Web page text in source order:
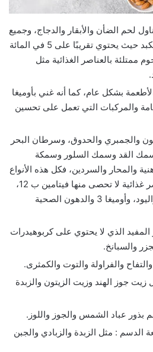
لحم الضأن والأبقار والدجاج، وجميع
أنواع اللحوم باستثناء الكبد حيث يحتوي تقريبًا على 5 في المائة
ممتلئة بالعناصر الغذائية مثل
بشكل عام، كما أنه غني بأوميغا
والمركبات التي تعمل على تحسين
والجمبري والحدوق، وسرطان البحر
القد وسمك السلور وسمكة
والمحار والسردين، فكل هذه الأنواع
من الأسماك غنية بعناصر غذائية لا تحصى منها فيتامين ب 12،
وفيتامين د والأحماض واليود، وأوميغا 3 والدهون الصحية
الذي لا يحتوي على كربوهيدرات
والسبانخ.
والفراولة والتوت والكمثرى.
جوز الهند وزيت الزيتون والزبدة
بذور عباد الشمس والجوز واللوز.
الدسم : مثل الزبدة والزبادي والجبن